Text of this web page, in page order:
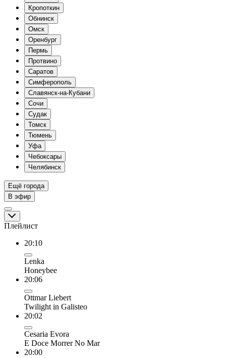
Кропоткин
Обнинск
Омск
Оренбург
Пермь
Протвино
Саратов
Симферополь
Славянск-на-Кубани
Сочи
Судак
Томск
Тюмень
Уфа
Чебоксары
Челябинск
Ещё города
В эфир
Плейлист
20:10
Lenka
Honeybee
20:06
Ottmar Liebert
Twilight in Galisteo
20:02
Cesaria Evora
E Doce Morrer No Mar
20:00